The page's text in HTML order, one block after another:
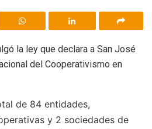
la ley que declara a San José
del Cooperativismo en
de 84 entidades,
y 2 sociedades de